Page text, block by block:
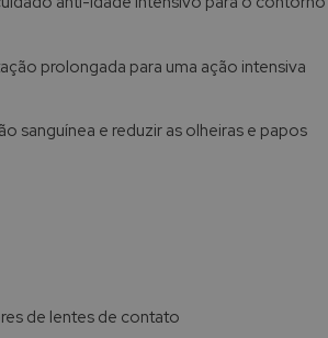
prolongada para uma ação intensiva
sanguínea e reduzir as olheiras e papos
de lentes de contato